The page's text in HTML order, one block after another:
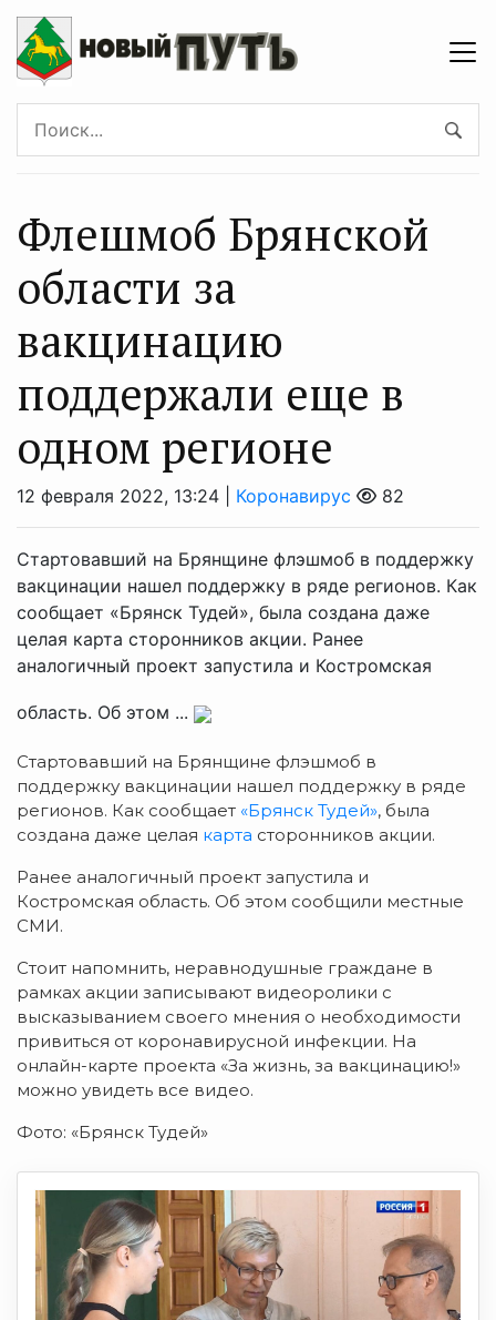
Флешмоб Брянской
области за
вакцинацию
поддержали еще в
одном регионе
12 февраля 2022, 13:24 | Коронавирус 82
Стартовавший на Брянщине флэшмоб в поддержку
вакцинации нашел поддержку в ряде регионов. Как
сообщает «Брянск Тудей», была создана даже
целая карта сторонников акции. Ранее
аналогичный проект запустила и Костромская
область. Об этом ...
Стартовавший на Брянщине флэшмоб в
поддержку вакцинации нашел поддержку в ряде
регионов. Как сообщает «Брянск Тудей», была
создана даже целая карта сторонников акции.
Ранее аналогичный проект запустила и
Костромская область. Об этом сообщили местные
СМИ.
Стоит напомнить, неравнодушные граждане в
рамках акции записывают видеоролики с
высказыванием своего мнения о необходимости
привиться от коронавирусной инфекции. На
онлайн-карте проекта «За жизнь, за вакцинацию!»
можно увидеть все видео.
Фото: «Брянск Тудей»